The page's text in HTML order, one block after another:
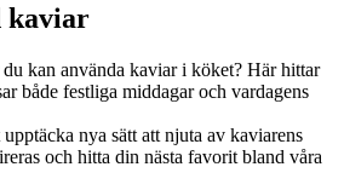
kaviar
kan använda kaviar i köket? Här hittar
både festliga middagar och vardagens
nya sätt att njuta av kaviarens
och hitta din nästa favorit bland våra